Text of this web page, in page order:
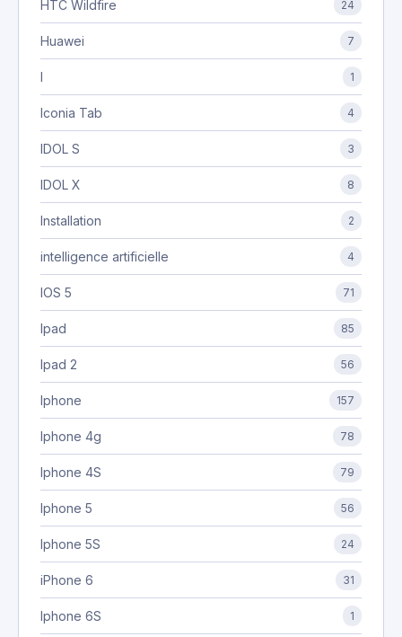
HTC Wildfire 24
Huawei 7
I 1
Iconia Tab 4
IDOL S 3
IDOL X 8
Installation 2
intelligence artificielle 4
IOS 5 71
Ipad 85
Ipad 2 56
Iphone 157
Iphone 4g 78
Iphone 4S 79
Iphone 5 56
Iphone 5S 24
iPhone 6 31
Iphone 6S 1